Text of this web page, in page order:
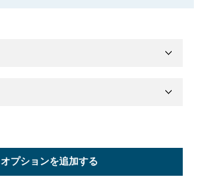
オプションを追加する